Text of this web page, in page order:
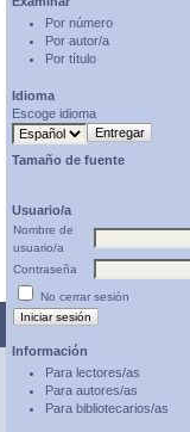
Por número
Por autor/a
Por título
Idioma
Escoge idioma
Tamaño de fuente
Usuario/a
Nombre de
usuario/a
Contraseña
No cerrar sesión
Información
Para lectores/as
Para autores/as
Para bibliotecarios/as